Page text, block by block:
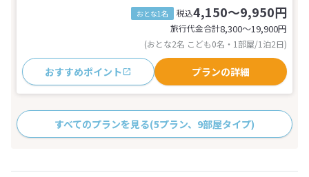
おとな1名 税込4,150～9,950円
旅行代金合計8,300〜19,900円
(おとな2名 こども0名・1部屋/1泊2日)
おすすめポイント プランの詳細
すべてのプランを見る(5プラン、9部屋タイプ)